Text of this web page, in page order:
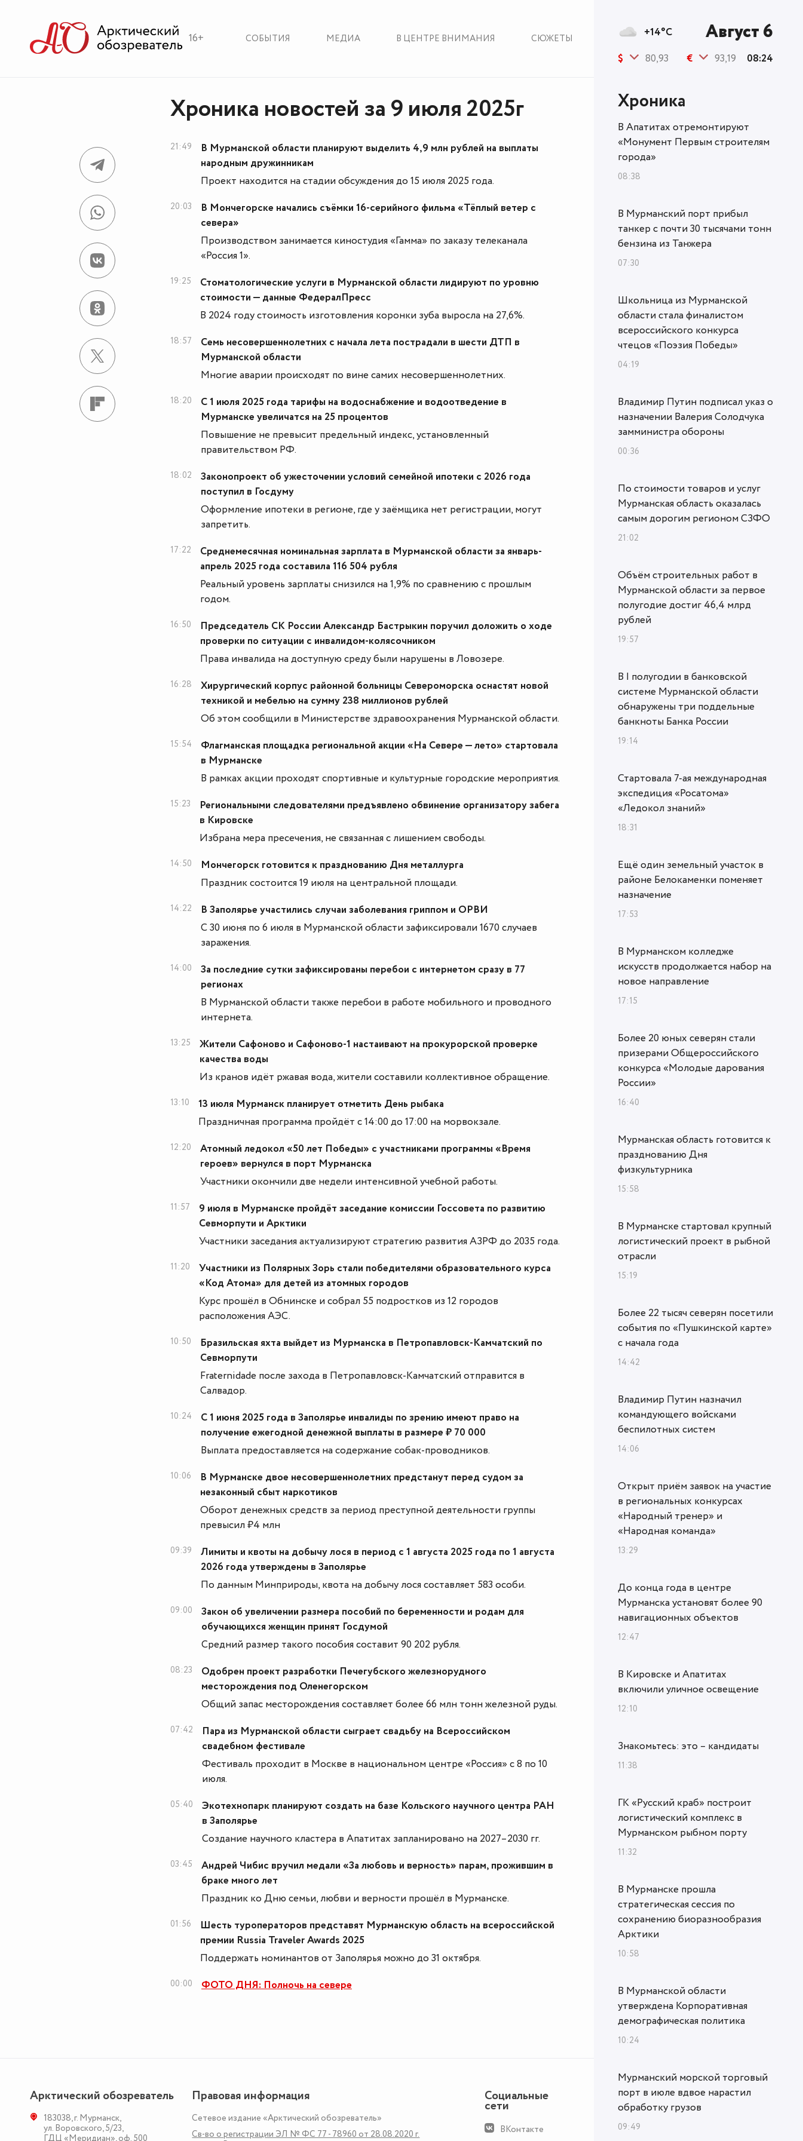
16+ СОБЫТИЯ МЕДИА В ЦЕНТРЕ ВНИМАНИЯ СЮЖЕТЫ
Хроника новостей за 9 июля 2025г
21:49
В Мурманской области планируют выделить 4,9 млн рублей на выплаты
народным дружинникам
Проект находится на стадии обсуждения до 15 июля 2025 года.
20:03
В Мончегорске начались съёмки 16-серийного фильма «Тёплый ветер с
севера»
Производством занимается киностудия «Гамма» по заказу телеканала
«Россия 1».
19:25
Стоматологические услуги в Мурманской области лидируют по уровню
стоимости — данные ФедералПресс
В 2024 году стоимость изготовления коронки зуба выросла на 27,6%.
18:57
Семь несовершеннолетних с начала лета пострадали в шести ДТП в
Мурманской области
Многие аварии происходят по вине самих несовершеннолетних.
18:20
С 1 июля 2025 года тарифы на водоснабжение и водоотведение в
Мурманске увеличатся на 25 процентов
Повышение не превысит предельный индекс, установленный
правительством РФ.
18:02
Законопроект об ужесточении условий семейной ипотеки с 2026 года
поступил в Госдуму
Оформление ипотеки в регионе, где у заёмщика нет регистрации, могут
запретить.
17:22
Среднемесячная номинальная зарплата в Мурманской области за январь-
апрель 2025 года составила 116 504 рубля
Реальный уровень зарплаты снизился на 1,9% по сравнению с прошлым
годом.
16:50
Председатель СК России Александр Бастрыкин поручил доложить о ходе
проверки по ситуации с инвалидом-колясочником
Права инвалида на доступную среду были нарушены в Ловозере.
16:28
Хирургический корпус районной больницы Североморска оснастят новой
техникой и мебелью на сумму 238 миллионов рублей
Об этом сообщили в Министерстве здравоохранения Мурманской области.
15:54
Флагманская площадка региональной акции «На Севере — лето» стартовала
в Мурманске
В рамках акции проходят спортивные и культурные городские мероприятия.
15:23
Региональными следователями предъявлено обвинение организатору забега
в Кировске
Избрана мера пресечения, не связанная с лишением свободы.
14:50
Мончегорск готовится к празднованию Дня металлурга
Праздник состоится 19 июля на центральной площади.
14:22
В Заполярье участились случаи заболевания гриппом и ОРВИ
С 30 июня по 6 июля в Мурманской области зафиксировали 1670 случаев
заражения.
14:00
За последние сутки зафиксированы перебои с интернетом сразу в 77
регионах
В Мурманской области также перебои в работе мобильного и проводного
интернета.
13:25
Жители Сафоново и Сафоново-1 настаивают на прокурорской проверке
качества воды
Из кранов идёт ржавая вода, жители составили коллективное обращение.
13:10
13 июля Мурманск планирует отметить День рыбака
Праздничная программа пройдёт с 14:00 до 17:00 на морвокзале.
12:20
Атомный ледокол «50 лет Победы» с участниками программы «Время
героев» вернулся в порт Мурманска
Участники окончили две недели интенсивной учебной работы.
11:57
9 июля в Мурманске пройдёт заседание комиссии Госсовета по развитию
Севморпути и Арктики
Участники заседания актуализируют стратегию развития АЗРФ до 2035 года.
11:20
Участники из Полярных Зорь стали победителями образовательного курса
«Код Атома» для детей из атомных городов
Курс прошёл в Обнинске и собрал 55 подростков из 12 городов
расположения АЭС.
10:50
Бразильская яхта выйдет из Мурманска в Петропавловск-Камчатский по
Севморпути
Fraternidade после захода в Петропавловск-Камчатский отправится в
Салвадор.
10:24
С 1 июня 2025 года в Заполярье инвалиды по зрению имеют право на
получение ежегодной денежной выплаты в размере ₽ 70 000
Выплата предоставляется на содержание собак-проводников.
10:06
В Мурманске двое несовершеннолетних предстанут перед судом за
незаконный сбыт наркотиков
Оборот денежных средств за период преступной деятельности группы
превысил ₽4 млн
09:39
Лимиты и квоты на добычу лося в период с 1 августа 2025 года по 1 августа
2026 года утверждены в Заполярье
По данным Минприроды, квота на добычу лося составляет 583 особи.
09:00
Закон об увеличении размера пособий по беременности и родам для
обучающихся женщин принят Госдумой
Средний размер такого пособия составит 90 202 рубля.
08:23
Одобрен проект разработки Печегубского железнорудного
месторождения под Оленегорском
Общий запас месторождения составляет более 66 млн тонн железной руды.
07:42
Пара из Мурманской области сыграет свадьбу на Всероссийском
свадебном фестивале
Фестиваль проходит в Москве в национальном центре «Россия» с 8 по 10
июля.
05:40
Экотехнопарк планируют создать на базе Кольского научного центра РАН
в Заполярье
Создание научного кластера в Апатитах запланировано на 2027–2030 гг.
03:45
Андрей Чибис вручил медали «За любовь и верность» парам, прожившим в
браке много лет
Праздник ко Дню семьи, любви и верности прошёл в Мурманске.
01:56
Шесть туроператоров представят Мурманскую область на всероссийской
премии Russia Traveler Awards 2025
Поддержать номинантов от Заполярья можно до 31 октября.
00:00 ФОТО ДНЯ: Полночь на севере
Арктический обозреватель
183038,г. Мурманск,
ул. Воровского, 5/23,
Правовая информация
Сетевое издание «Арктический обозреватель»
Св-во о регистрации ЭЛ № ФС 77 - 78960 от 28.08.2020 г.
Социальные
сети
ВКонтакте
+14°C Август 6
$ 80,93 € 93,19 08:24
Хроника
В Апатитах отремонтируют
«Монумент Первым строителям
города»
08:38
В Мурманский порт прибыл
танкер с почти 30 тысячами тонн
бензина из Танжера
07:30
Школьница из Мурманской
области стала финалистом
всероссийского конкурса
чтецов «Поэзия Победы»
04:19
Владимир Путин подписал указ о
назначении Валерия Солодчука
замминистра обороны
00:36
По стоимости товаров и услуг
Мурманская область оказалась
самым дорогим регионом СЗФО
21:02
Объём строительных работ в
Мурманской области за первое
полугодие достиг 46,4 млрд
рублей
19:57
В I полугодии в банковской
системе Мурманской области
обнаружены три поддельные
банкноты Банка России
19:14
Стартовала 7-ая международная
экспедиция «Росатома»
«Ледокол знаний»
18:31
Ещё один земельный участок в
районе Белокаменки поменяет
назначение
17:53
В Мурманском колледже
искусств продолжается набор на
новое направление
17:15
Более 20 юных северян стали
призерами Общероссийского
конкурса «Молодые дарования
России»
16:40
Мурманская область готовится к
празднованию Дня
физкультурника
15:58
В Мурманске стартовал крупный
логистический проект в рыбной
отрасли
15:19
Более 22 тысяч северян посетили
события по «Пушкинской карте»
с начала года
14:42
Владимир Путин назначил
командующего войсками
беспилотных систем
14:06
Открыт приём заявок на участие
в региональных конкурсах
«Народный тренер» и
«Народная команда»
13:29
До конца года в центре
Мурманска установят более 90
навигационных объектов
12:47
В Кировске и Апатитах
включили уличное освещение
12:10
Знакомьтесь: это – кандидаты
11:38
ГК «Русский краб» построит
логистический комплекс в
Мурманском рыбном порту
11:32
В Мурманске прошла
стратегическая сессия по
сохранению биоразнообразия
Арктики
10:58
В Мурманской области
утверждена Корпоративная
демографическая политика
10:24
Мурманский морской торговый
порт в июле вдвое нарастил
обработку грузов
09:49